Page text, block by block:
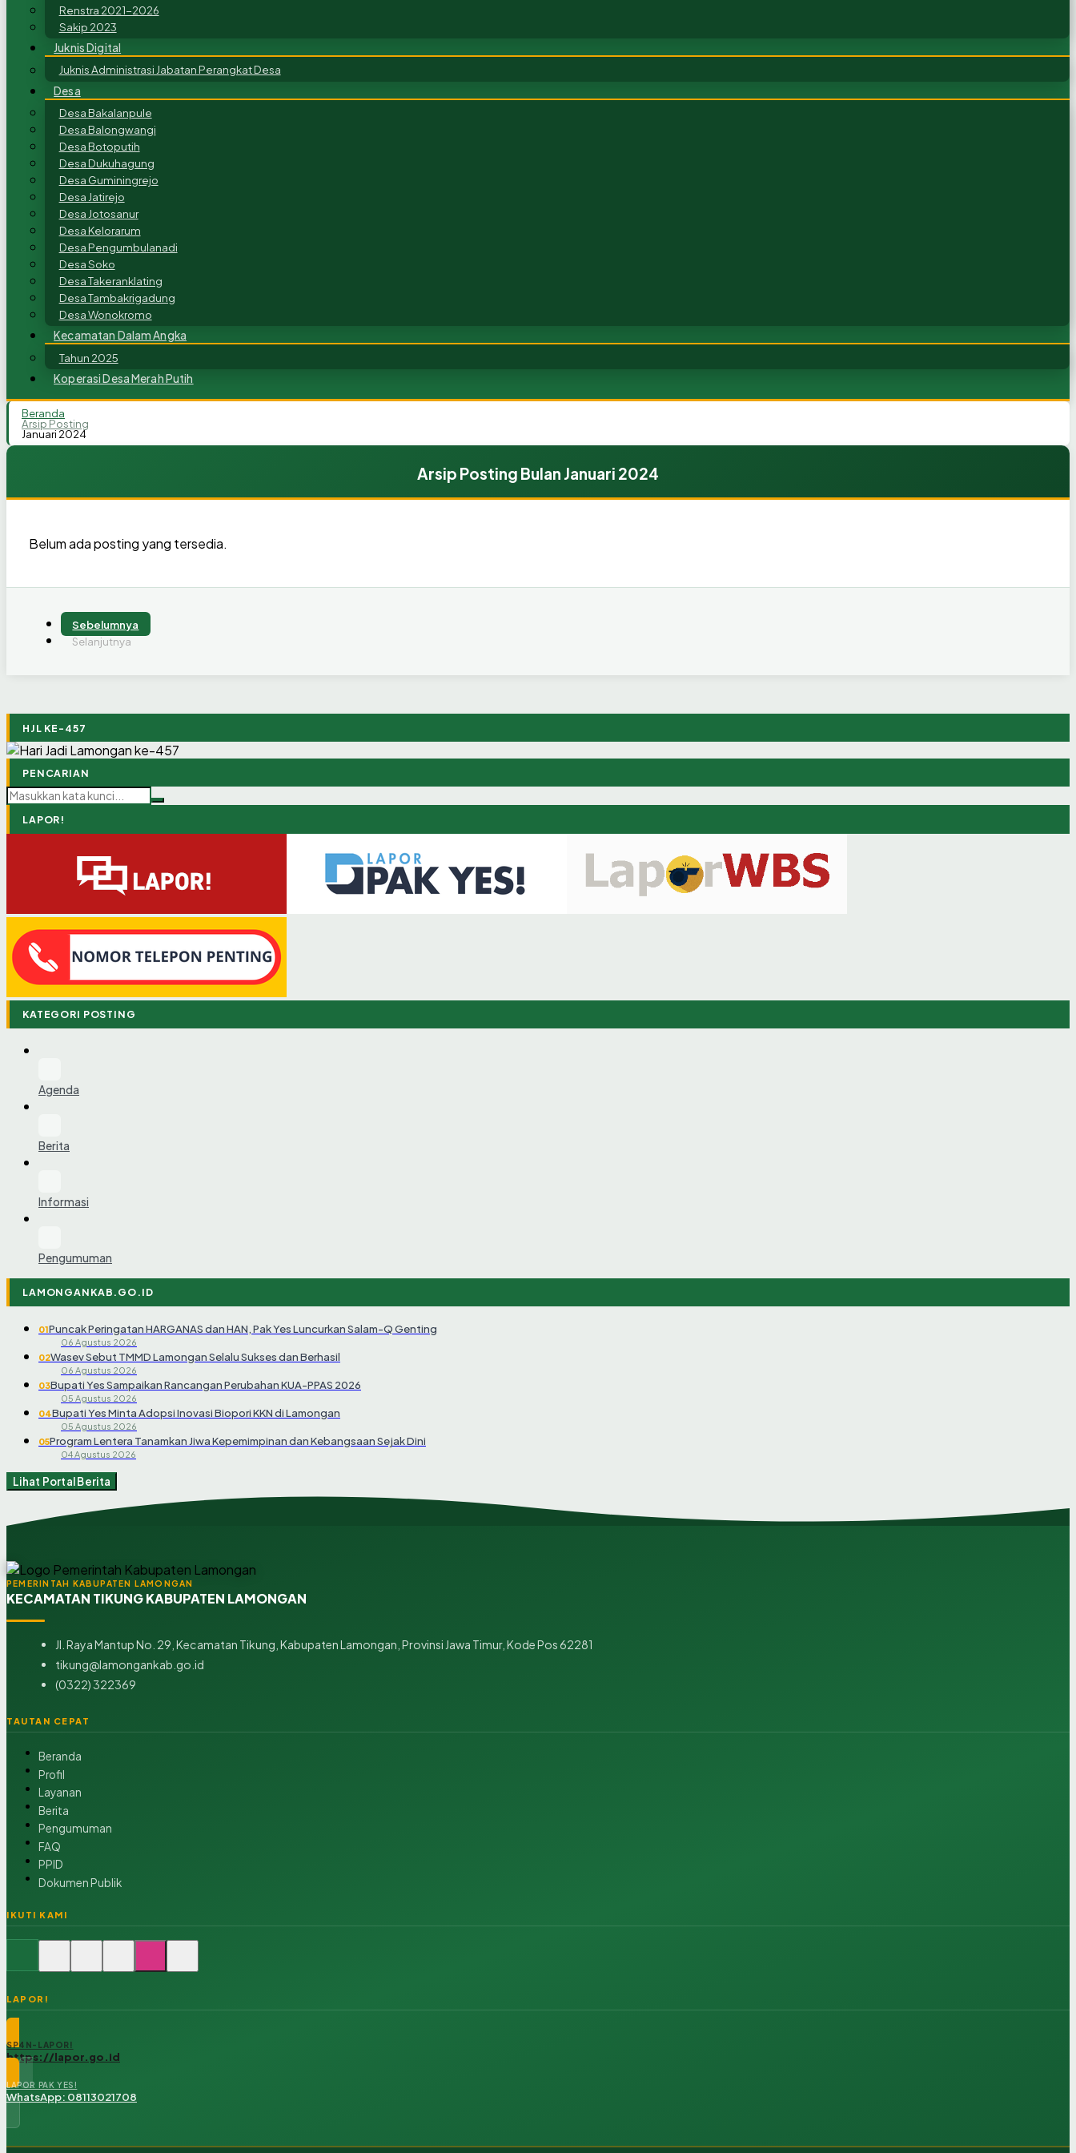
Renstra 2021-2026
Sakip 2023
Juknis Digital
Juknis Administrasi Jabatan Perangkat Desa
Desa
Desa Bakalanpule
Desa Balongwangi
Desa Botoputih
Desa Dukuhagung
Desa Guminingrejo
Desa Jatirejo
Desa Jotosanur
Desa Kelorarum
Desa Pengumbulanadi
Desa Soko
Desa Takeranklating
Desa Tambakrigadung
Desa Wonokromo
Kecamatan Dalam Angka
Tahun 2025
Koperasi Desa Merah Putih
Beranda
Arsip Posting
Januari 2024
Arsip Posting Bulan Januari 2024
Belum ada posting yang tersedia.
Sebelumnya
Selanjutnya
HJL KE-457
PENCARIAN
LAPOR!
KATEGORI POSTING
Agenda
Berita
Informasi
Pengumuman
LAMONGANKAB.GO.ID
01Puncak Peringatan HARGANAS dan HAN, Pak Yes Luncurkan Salam-Q Genting
06 Agustus 2026
02Wasev Sebut TMMD Lamongan Selalu Sukses dan Berhasil
06 Agustus 2026
03Bupati Yes Sampaikan Rancangan Perubahan KUA-PPAS 2026
05 Agustus 2026
04Bupati Yes Minta Adopsi Inovasi Biopori KKN di Lamongan
05 Agustus 2026
05Program Lentera Tanamkan Jiwa Kepemimpinan dan Kebangsaan Sejak Dini
04 Agustus 2026
Lihat Portal Berita
PEMERINTAH KABUPATEN LAMONGAN
KECAMATAN TIKUNG KABUPATEN LAMONGAN
Jl. Raya Mantup No. 29, Kecamatan Tikung, Kabupaten Lamongan, Provinsi Jawa Timur, Kode Pos 62281
tikung@lamongankab.go.id
(0322) 322369
TAUTAN CEPAT
Beranda
Profil
Layanan
Berita
Pengumuman
FAQ
PPID
Dokumen Publik
IKUTI KAMI
LAPOR!
SP4N-LAPOR!
https://lapor.go.id
LAPOR PAK YES!
WhatsApp: 08113021708